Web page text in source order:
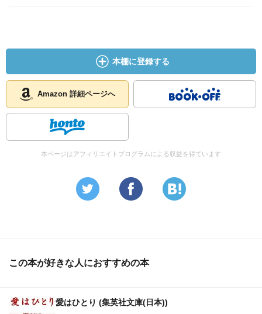
本棚に登録する
Amazon 詳細ページへ
本ページはアフィリエイトプログラムによる収益を得ています
この本が好きな人におすすめの本
愛はひとり (集英社文庫(日本))